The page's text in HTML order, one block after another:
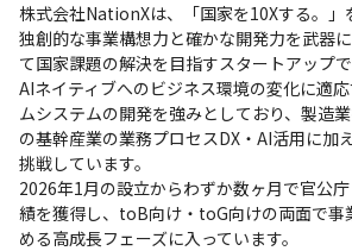
株式会社NationXは、「国家を10Xする。」
独創的な事業構想力と確かな開発力を武器
て国家課題の解決を目指すスタートアップで
AIネイティブへのビジネス環境の変化に適
ムシステムの開発を強みとしており、製造
の基幹産業の業務プロセスDX・AI活用に加
挑戦しています。
2026年1月の設立からわずか数ヶ月で官公
績を獲得し、toB向け・toG向けの両面で事
める高成長フェーズに入っています。